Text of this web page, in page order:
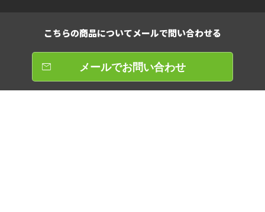
こちらの商品についてメールで問い合わせる
メールでお問い合わせ